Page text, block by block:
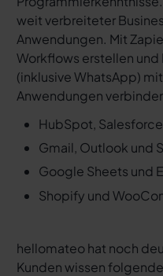
weit verbreiteter
Anwendungen. Mit
Workflows erstellen
(inklusive WhatsApp)
Anwendungen
HubSpot,
Gmail, Outlook und
Google Sheets und
Shopify und
hellomateo hat noch
Kunden wissen